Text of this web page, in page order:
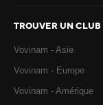
TROUVER UN CLUB
Vovinam - Asie
Vovinam - Europe
Vovinam - Amérique